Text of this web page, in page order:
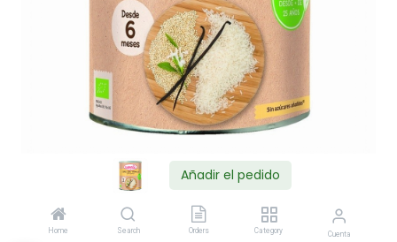
Añadir el pedido
Home Search Orders Category Cuenta
Shop